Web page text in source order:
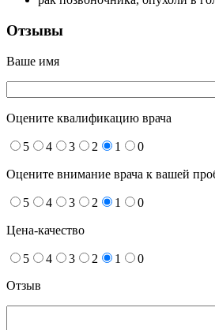
Отзывы
Ваше имя
Оцените квалификацию врача
5 4 3 2 1 0
Оцените внимание врача к вашей
5 4 3 2 1 0
Цена-качество
5 4 3 2 1
0
Отзыв